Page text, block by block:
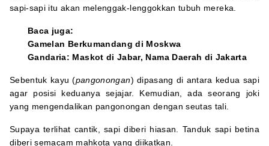
sapi-sapi itu akan melenggak-lenggokkan tubuh mereka.
Baca juga:
Gamelan Berkumandang di Moskwa
Gandaria: Maskot di Jabar, Nama Daerah di Jakarta
Sebentuk kayu (pangonongan) dipasang di antara kedua sapi
agar posisi keduanya sejajar. Kemudian, ada seorang joki
yang mengendalikan pangonongan dengan seutas tali.
Supaya terlihat cantik, sapi diberi hiasan. Tanduk sapi betina
diberi semacam mahkota yang diikatkan.